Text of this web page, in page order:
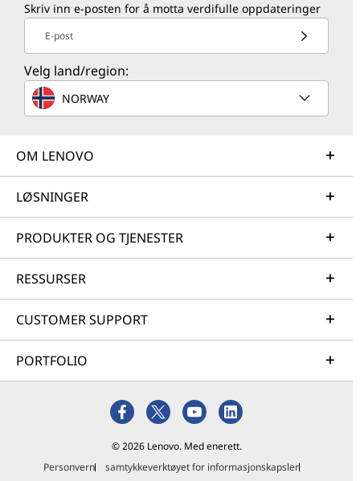
Skriv inn e-posten for å motta verdifulle oppdateringer
E-post
Velg land/region:
NORWAY
OM LENOVO
LØSNINGER
PRODUKTER OG TJENESTER
RESSURSER
CUSTOMER SUPPORT
PORTFOLIO
© 2026 Lenovo. Med enerett.
Personvern
samtykkeverktøyet for informasjonskapsler